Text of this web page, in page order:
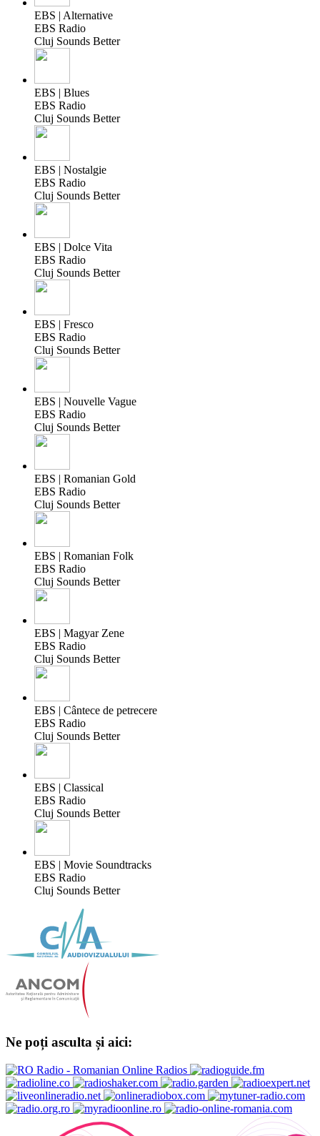
EBS | Alternative
EBS Radio
Cluj Sounds Better
EBS | Blues
EBS Radio
Cluj Sounds Better
EBS | Nostalgie
EBS Radio
Cluj Sounds Better
EBS | Dolce Vita
EBS Radio
Cluj Sounds Better
EBS | Fresco
EBS Radio
Cluj Sounds Better
EBS | Nouvelle Vague
EBS Radio
Cluj Sounds Better
EBS | Romanian Gold
EBS Radio
Cluj Sounds Better
EBS | Romanian Folk
EBS Radio
Cluj Sounds Better
EBS | Magyar Zene
EBS Radio
Cluj Sounds Better
EBS | Cântece de petrecere
EBS Radio
Cluj Sounds Better
EBS | Classical
EBS Radio
Cluj Sounds Better
EBS | Movie Soundtracks
EBS Radio
Cluj Sounds Better
Ne poți asculta și aici: